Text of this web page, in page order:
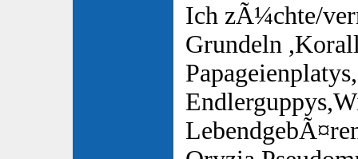
Ich zÃ¼chte/
Grundeln
Papageienplatys,